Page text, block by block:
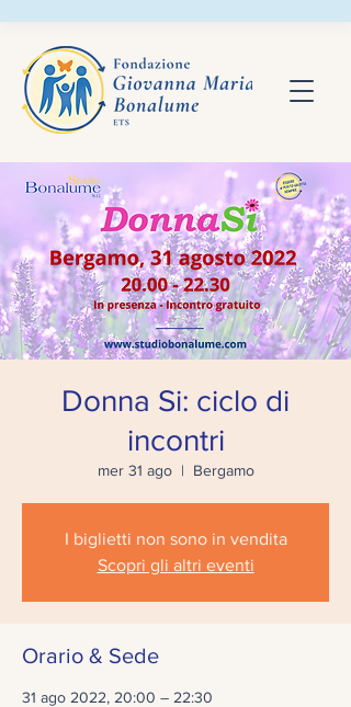
Donna Si: ciclo di
incontri
mer 31 ago
  |
Bergamo
I biglietti non sono in vendita
Scopri gli altri eventi
Orario & Sede
31 ago 2022, 20:00 – 22:30